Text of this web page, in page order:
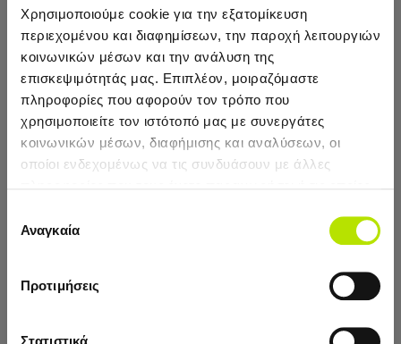
Χρησιμοποιούμε cookie για την εξατομίκευση
περιεχομένου και διαφημίσεων, την παροχή λειτουργιών
κοινωνικών μέσων και την ανάλυση της
επισκεψιμότητάς μας. Επιπλέον, μοιραζόμαστε
πληροφορίες που αφορούν τον τρόπο που
χρησιμοποιείτε τον ιστότοπό μας με συνεργάτες
κοινωνικών μέσων, διαφήμισης και αναλύσεων, οι
οποίοι ενδεχομένως να τις συνδυάσουν με άλλες
των υπηρεσιών τους.
συγκατάθεσης
Αναγκαία
Προτιμήσεις
Newsletter
προσφορές μας!
Reebok
Reebok Επιγονατίδα
Speedwick (M)
13,00€
Reebok
Reebok Επιγονατίδα
Speedwick (S)
13,00€